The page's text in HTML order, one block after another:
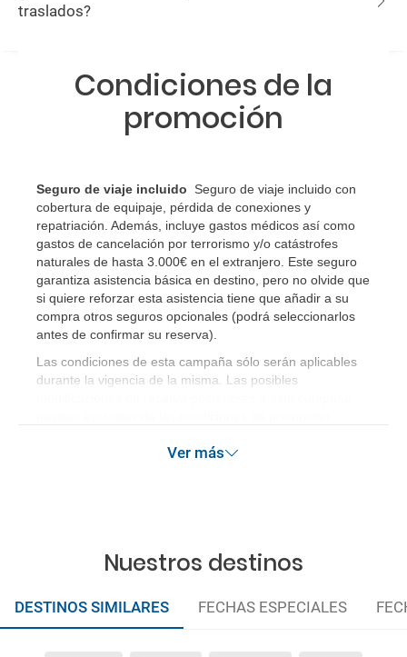
traslados?
Condiciones de la
promoción
Seguro de viaje incluido
Seguro de viaje incluido con
cobertura de equipaje, pérdida de conexiones y
repatriación. Además, incluye gastos médicos así como
gastos de cancelación por terrorismo y/o catástrofes
naturales de hasta 3.000€ en el extranjero. Este seguro
garantiza asistencia básica en destino, pero no olvide que
si quiere reforzar esta asistencia tiene que añadir a su
compra otros seguros opcionales (podrá seleccionarlos
antes de confirmar su reserva)
Las condiciones de esta campaña sólo serán aplicables
durante la vigencia de la misma. Las posibles
Ver más
Nuestros destinos
DESTINOS SIMILARES FECHAS ESPECIALES